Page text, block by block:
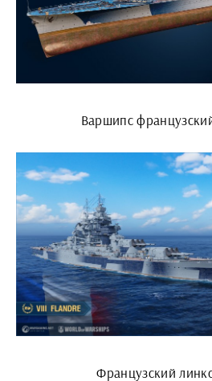
Варшипс
Французский